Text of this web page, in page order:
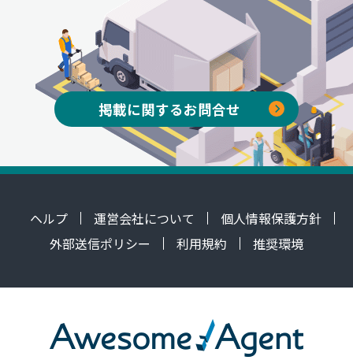
掲載に関するお問合せ
ヘルプ 運営会社について
個人情報保護方針
外部送信ポリシー
利用規約 推奨環境